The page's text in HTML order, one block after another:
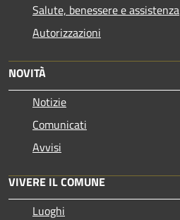
Salute, benessere e assistenza
Autorizzazioni
NOVITÀ
Notizie
Comunicati
Avvisi
VIVERE IL COMUNE
Luoghi